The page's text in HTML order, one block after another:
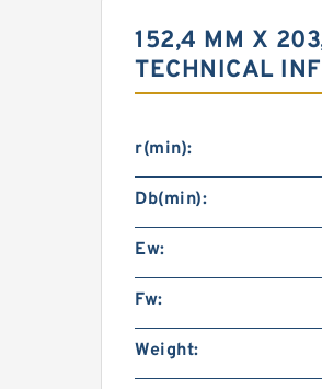
152,4 MM X
TECHNICAL
r(min):
Db(min):
Ew:
Fw:
Weight: